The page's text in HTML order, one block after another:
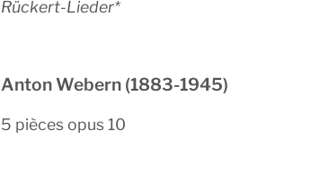
Rückert-Lieder*
Anton Webern (1883-1945)
5 pièces opus 10